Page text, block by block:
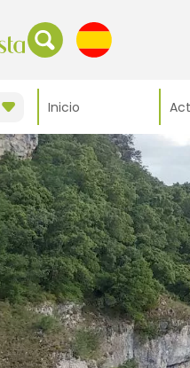
Inicio